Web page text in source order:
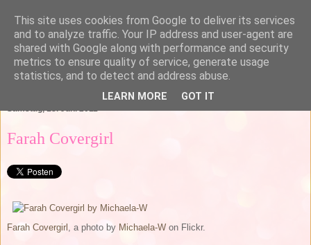
Samstag, 18. Juni 2011
Farah Covergirl
Farah Covergirl , a photo by Michaela-W on Flickr.
This site uses cookies from Google to deliver its services
and to analyze traffic. Your IP address and user-agent are
shared with Google along with performance and security
metrics to ensure quality of service, generate usage
statistics, and to detect and address abuse.
LEARN MORE GOT IT